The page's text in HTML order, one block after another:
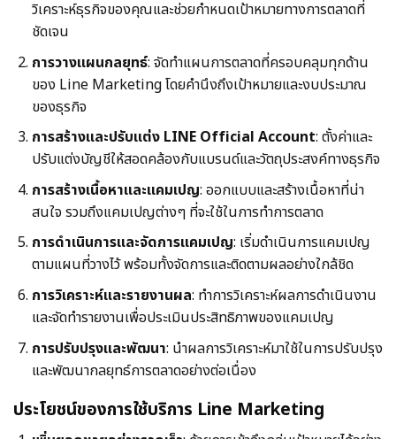
วิเคราะห์ธุรกิจของคุณและช่วยกำหนดเป้าหมายทางการตลาดที่
ชัดเจน
การวางแผนกลยุทธ์: จัดทำแผนการตลาดที่ครอบคลุมทุกด้าน
ของ Line Marketing โดยคำนึงถึงเป้าหมายและงบประมาณ
ของธุรกิจ
การสร้างและปรับแต่ง LINE Official Account: ตั้งค่าและ
ปรับแต่งบัญชีให้สอดคล้องกับแบรนด์และวัตถุประสงค์ทางธุรกิจ
การสร้างเนื้อหาและแคมเปญ: ออกแบบและสร้างเนื้อหาที่น่า
สนใจ รวมถึงแคมเปญต่างๆ ที่จะใช้ในการทำการตลาด
การดำเนินการและจัดการแคมเปญ: เริ่มดำเนินการแคมเปญ
ตามแผนที่วางไว้ พร้อมทั้งจัดการและติดตามผลอย่างใกล้ชิด
การวิเคราะห์และรายงานผล: ทำการวิเคราะห์ผลการดำเนินงาน
และจัดทำรายงานเพื่อประเมินประสิทธิภาพของแคมเปญ
การปรับปรุงและพัฒนา: นำผลการวิเคราะห์มาใช้ในการปรับปรุง
และพัฒนากลยุทธ์การตลาดอย่างต่อเนื่อง
ประโยชน์ของการใช้บริการ Line Marketing